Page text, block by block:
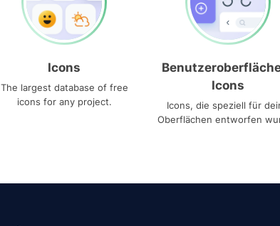
Icons
The largest database of free
icons for any project.
Icons
Icons, die speziell für
Oberflächen entworfen